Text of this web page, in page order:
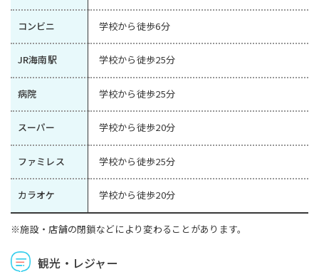
コンビニ 学校から徒歩6分
JR海南駅 学校から徒歩25分
病院 学校から徒歩25分
スーパー 学校から徒歩20分
ファミレス 学校から徒歩25分
カラオケ 学校から徒歩20分
※施設・店舗の閉鎖などにより変わることがあります。
観光・レジャー